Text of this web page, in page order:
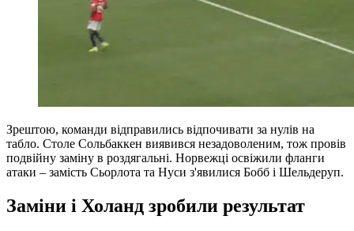
Зрештою, команди відправились відпочивати за нулів на
табло. Столе Сольбаккен виявився незадоволеним, тож провів
подвійну заміну в роздягальні. Норвежці освіжили фланги
атаки – замість Сьорлота та Нуси з'явилися Бобб і Шельдеруп.
Заміни і Холанд зробили результат